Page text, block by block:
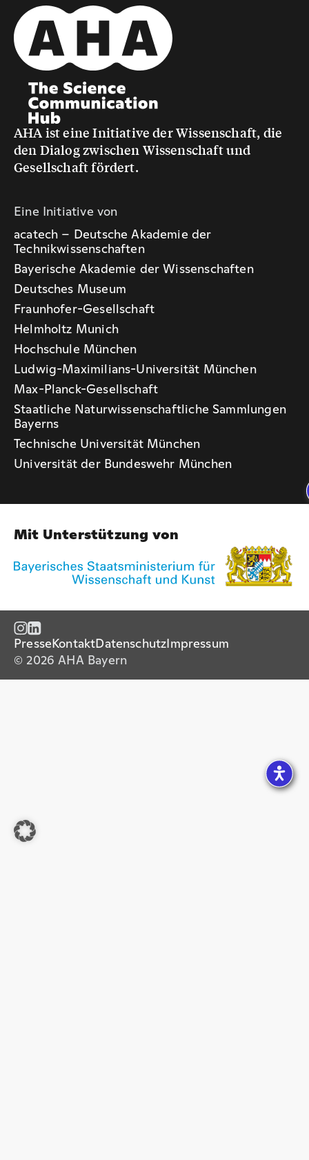
AHA ist eine Initiative der Wissenschaft, die
den Dialog zwischen Wissenschaft und
Gesellschaft fördert.
Eine Initiative von
acatech – Deutsche Akademie der
Technikwissenschaften
Bayerische Akademie der Wissenschaften
Deutsches Museum
Fraunhofer-Gesellschaft
Helmholtz Munich
Hochschule München
Ludwig-Maximilians-Universität München
Max-Planck-Gesellschaft
Staatliche Naturwissenschaftliche Sammlungen
Bayerns
Technische Universität München
Universität der Bundeswehr München
Mit Unterstützung von
PresseKontaktDatenschutzImpressum
© 2026 AHA Bayern